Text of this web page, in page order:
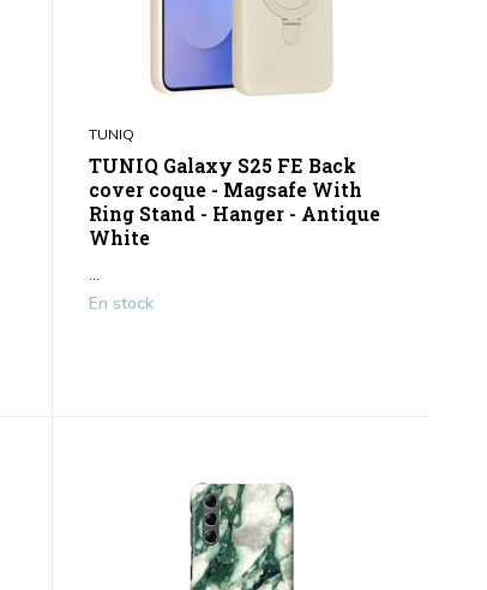
TUNIQ
TUNIQ Galaxy S25 FE Back
cover coque - Magsafe With
Ring Stand - Hanger - Antique
White
En stock